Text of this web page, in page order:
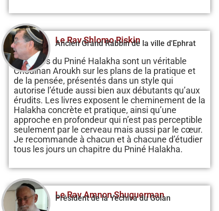
Le Rav Shlomo Riskin
Ancien Grand Rabbin de la ville d'Ephrat
Les livres du Pniné Halakha sont un véritable
Choulhan Aroukh sur les plans de la pratique et
de la pensée, présentés dans un style qui
autorise l’étude aussi bien aux débutants qu’aux
érudits. Les livres exposent le cheminement de la
Halakha concrète et pratique, ainsi qu’une
approche en profondeur qui n’est pas perceptible
seulement par le cerveau mais aussi par le cœur.
Je recommande à chacun et à chacune d’étudier
tous les jours un chapitre du Pniné Halakha.
Le Rav Amnon Shuguerman
Président de la Yéchiva du Golan